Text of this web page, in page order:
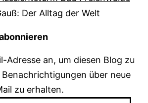
Adresse an, um diesen Blog zu
über neue
zu erhalten.